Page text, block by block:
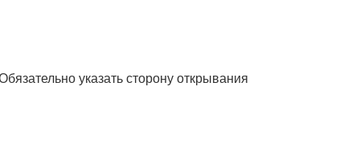
указать сторону открывания